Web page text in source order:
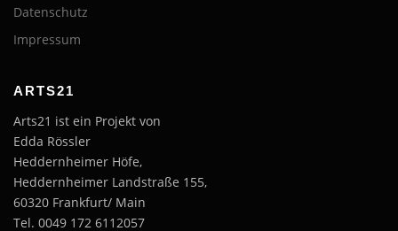
Datenschutz
Impressum
ARTS21
Arts21 ist ein Projekt von
Edda Rössler
Heddernheimer Höfe,
Heddernheimer Landstraße 155,
60320 Frankfurt/ Main
Tel. 0049 172 6112057